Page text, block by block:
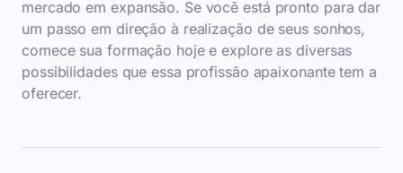
mercado em expansão. Se você está pronto para dar
um passo em direção à realização de seus sonhos,
comece sua formação hoje e explore as diversas
possibilidades que essa profissão apaixonante tem a
oferecer.